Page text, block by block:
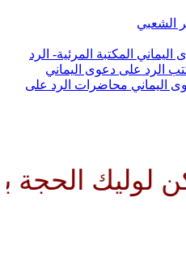
المرئية- الرد
اليماني
الرد على
بن الحسن